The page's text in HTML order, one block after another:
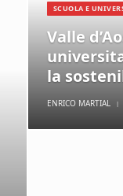
SCUOLA E
Valle
la
ENRICO MARTIAL